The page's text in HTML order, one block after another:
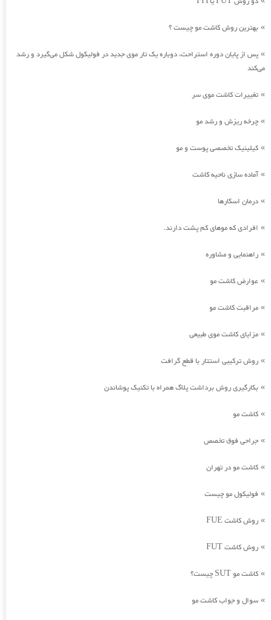
» بهترین روش کاشت مو چیست ؟
» پس از پایان دوره استراحت، دوباره یک تار موی جدید در فولیکول شکل می‌گیرد و رشد
می‌کند
» تغییرات کاشت موی سر
» چرخه ریزش و رشد مو
» کیلینیک تخصصی پوست و مو
»آماده سازی ناحیه کاشت
» درمان اسکارها
» افرادی که موهای کم پشت دارند.
» راهنمایی و مشاوره
» عوارض کاشت مو
» مراقبت کاشت مو
» مزایای کاشت موی طبیعی
» روش ترکیبی استتار با قطع گرافت
» بکارگیری روش برداشت پلاگ همراه با تکنیک پوشاندن
» کاشت مو
» جراحی فوق تخصص
» کاشت مو در تهران
» فولیکول مو چیست
» روش کاشت FUE
» روش کاشت FUT
» کاشت مو SUT چیست؟
» سوال و جواب کاشت مو